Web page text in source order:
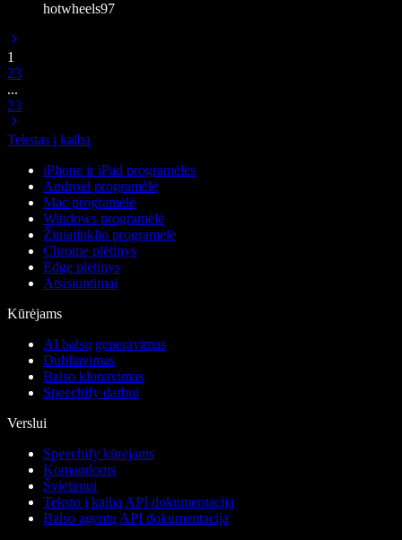
hotwheels97
1
23
...
23
Tekstas į kalbą
iPhone ir iPad programėlės
Android programėlė
Mac programėlė
Windows programėlė
Žiniatinklio programėlė
Chrome plėtinys
Edge plėtinys
Atsisiuntimai
Kūrėjams
AI balsų generavimas
Dubliavimas
Balso klonavimas
Speechify darbui
Verslui
Speechify kūrėjams
Komandoms
Švietimui
Teksto į kalbą API dokumentacija
Balso agentų API dokumentacija